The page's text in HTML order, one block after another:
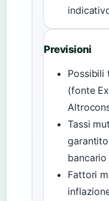
Previsioni
Possibili
(fonte
Tassi
bancario
Fattori